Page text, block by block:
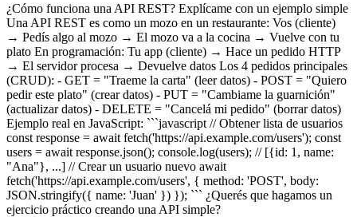
¿Cómo funciona una API REST? Explícame con un ejemplo simple
Una API REST es como un mozo en un restaurante: Vos (cliente)
→ Pedís algo al mozo → El mozo va a la cocina → Vuelve con tu
plato En programación: Tu app (cliente) → Hace un pedido HTTP
→ El servidor procesa → Devuelve datos Los 4 pedidos principales
(CRUD): - GET = "Traeme la carta" (leer datos) - POST = "Quiero
pedir este plato" (crear datos) - PUT = "Cambiame la guarnición"
(actualizar datos) - DELETE = "Cancelá mi pedido" (borrar datos)
Ejemplo real en JavaScript: ```javascript // Obtener lista de usuarios
const response = await fetch('https://api.example.com/users'); const
users = await response.json(); console.log(users); // [{id: 1, name:
"Ana"}, ...] // Crear un usuario nuevo await
fetch('https://api.example.com/users', { method: 'POST', body:
JSON.stringify({ name: 'Juan' }) }); ``` ¿Querés que hagamos un
ejercicio práctico creando una API simple?